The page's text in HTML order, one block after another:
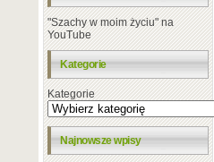
"Szachy w moim życiu" na
YouTube
Kategorie
Kategorie
Najnowsze wpisy